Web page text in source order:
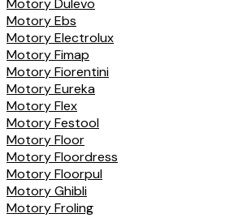
Motory Dulevo
Motory Ebs
Motory Electrolux
Motory Fimap
Motory Fiorentini
Motory Eureka
Motory Flex
Motory Festool
Motory Floor
Motory Floordress
Motory Floorpul
Motory Ghibli
Motory Froling